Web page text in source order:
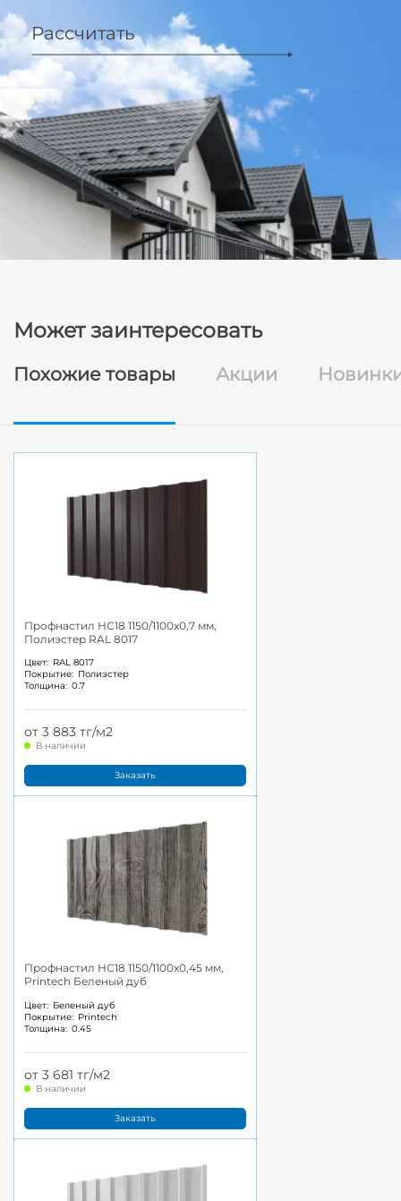
Рассчитать
Может заинтересовать
Похожие товары Акции
Профнастил НС18 1150/1100x0,7 мм,
Полиэстер RAL 8017
Цвет: RAL 8017
Покрытие: Полиэстер
Толщина: 0.7
от 3 883 тг/м2
В наличии
Заказать
Профнастил НС18 1150/1100x0,45 мм,
Printech Беленый дуб
Цвет: Беленый дуб
Покрытие: Printech
Толщина: 0.45
от 3 681 тг/м2
В наличии
Заказать